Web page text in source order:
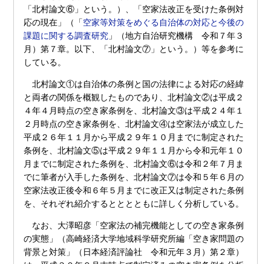
「北村論文⑥」という。）、「空家法改正を受けた条例対
応の現在」（「空家等対策をめぐる自治体の対応と今後の
課題に関する調査研究 」（地方自治研究機構 令和７年３
月）第７章。以下、「北村論文⑦」という。）等を参考に
している。
北村論文①は自治体の条例と国の法律による対応の経緯
と両者の関係を概観したものであり、北村論文②は平成２
４年４月時点の空き家条例を、北村論文③は平成２４年１
２月時点の空き家条例を、北村論文④は空家法が成立した
平成２６年１１月から平成２９年１０月までに制定された
条例を、北村論文⑤は平成２９年１１月から令和元年１０
月までに制定された条例を、北村論文⑥は令和２年７月ま
でに筆者が入手した条例を、北村論文⑦は令和５年６月の
空家法改正後令和６年５月までに改正又は制定された条例
を、それぞれ紹介するとととともに詳しく分析している。
なお、大澤昭彦「空家法の補完機能としての空き家条例
の実態」（高崎経済大学地域科学研究所編「空き家問題の
背景と対策」（日本経済評論社 令和元年３月）第２章）